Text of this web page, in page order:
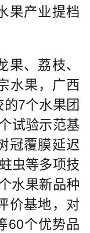
果产业提档
、荔枝、
水果，广西
7个水果团
试验示范基
冠覆膜延迟
虫等多项技
水果新品种
价基地，对
60个优势品